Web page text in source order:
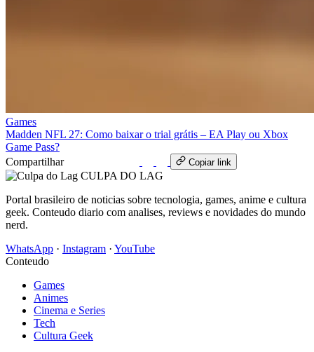
Games
Madden NFL 27: Como baixar o trial grátis – EA Play ou Xbox
Game Pass?
Compartilhar
Copiar link
CULPA DO LAG
Portal brasileiro de noticias sobre tecnologia, games, anime e cultura
geek. Conteudo diario com analises, reviews e novidades do mundo
nerd.
WhatsApp · Instagram · YouTube
Conteudo
Games
Animes
Cinema e Series
Tech
Cultura Geek